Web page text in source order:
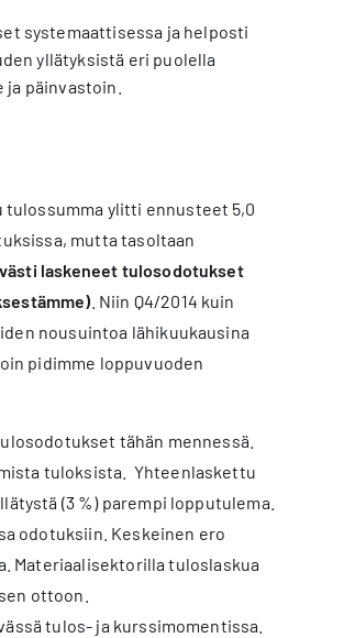
systemaattisessa ja helposti
yllätyksistä eri puolella
päinvastoin.
ylitti ennusteet 5,0
mutta tasoltaan
laskeneet tulosodotukset
. Niin Q4/2014 kuin
nousuintoa lähikuukausina
pidimme loppuvuoden
tähän mennessä.
tuloksista. Yhteenlaskettu
(3 %) parempi lopputulema.
odotuksiin. Keskeinen ero
Materiaalisektorilla tuloslaskua
ottoon.
tulos- ja kurssimomentissa.